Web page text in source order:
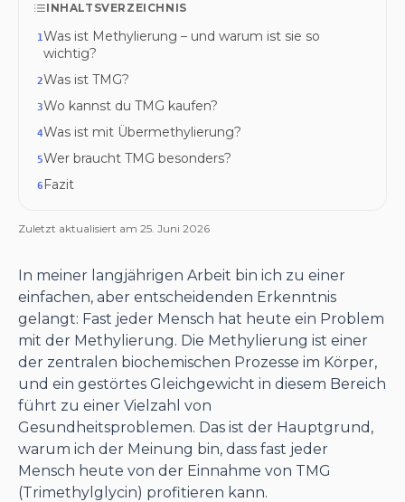
INHALTSVERZEICHNIS
1Was ist Methylierung – und warum ist sie so
wichtig?
2Was ist TMG?
3Wo kannst du TMG kaufen?
4Was ist mit Übermethylierung?
5Wer braucht TMG besonders?
6 Fazit
Zuletzt aktualisiert am 25. Juni 2026
In meiner langjährigen Arbeit bin ich zu einer
einfachen, aber entscheidenden Erkenntnis
gelangt: Fast jeder Mensch hat heute ein Problem
mit der Methylierung. Die Methylierung ist einer
der zentralen biochemischen Prozesse im Körper,
und ein gestörtes Gleichgewicht in diesem Bereich
führt zu einer Vielzahl von
Gesundheitsproblemen. Das ist der Hauptgrund,
warum ich der Meinung bin, dass fast jeder
Mensch heute von der Einnahme von TMG
(Trimethylglycin) profitieren kann.